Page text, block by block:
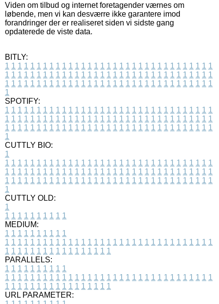
Viden om tilbud og internet foretagender værnes om
løbende, men vi kan desværre ikke garantere imod
forandringer der er realiseret siden vi sidste gang
opdaterede de viste data.
BITLY:
1 1 1 1 1 1 1 1 1 1 1 1 1 1 1 1 1 1 1 1 1 1 1 1 1 1 1 1 1 1 1 1 1
1 1 1 1 1 1 1 1 1 1 1 1 1 1 1 1 1 1 1 1 1 1 1 1 1 1 1 1 1 1 1 1 1
1 1 1 1 1 1 1 1 1 1 1 1 1 1 1 1 1 1 1 1 1 1 1 1 1 1 1 1 1 1 1 1 1
1
SPOTIFY:
1 1 1 1 1 1 1 1 1 1 1 1 1 1 1 1 1 1 1 1 1 1 1 1 1 1 1 1 1 1 1 1 1
1 1 1 1 1 1 1 1 1 1 1 1 1 1 1 1 1 1 1 1 1 1 1 1 1 1 1 1 1 1 1 1 1
1 1 1 1 1 1 1 1 1 1 1 1 1 1 1 1 1 1 1 1 1 1 1 1 1 1 1 1 1 1 1 1 1
1
CUTTLY BIO:
1
1 1 1 1 1 1 1 1 1 1 1 1 1 1 1 1 1 1 1 1 1 1 1 1 1 1 1 1 1 1 1 1 1
1 1 1 1 1 1 1 1 1 1 1 1 1 1 1 1 1 1 1 1 1 1 1 1 1 1 1 1 1 1 1 1 1
1 1 1 1 1 1 1 1 1 1 1 1 1 1 1 1 1 1 1 1 1 1 1 1 1 1 1 1 1 1 1 1 1
1
CUTTLY OLD:
1
1 1 1 1 1 1 1 1 1 1
MEDIUM:
1 1 1 1 1 1 1 1 1 1
1 1 1 1 1 1 1 1 1 1 1 1 1 1 1 1 1 1 1 1 1 1 1 1 1 1 1 1 1 1 1 1 1
1 1 1 1 1 1 1 1 1 1 1 1 1 1 1 1 1
PARALLELS:
1 1 1 1 1 1 1 1 1 1
1 1 1 1 1 1 1 1 1 1 1 1 1 1 1 1 1 1 1 1 1 1 1 1 1 1 1 1 1 1 1 1 1
1 1 1 1 1 1 1 1 1 1 1 1 1 1 1 1 1
URL PARAMETER: